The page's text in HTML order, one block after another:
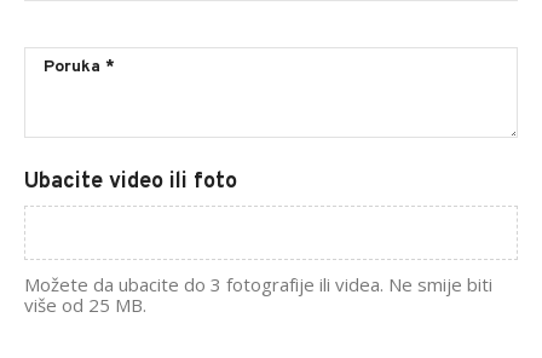
Ubacite video ili foto
Možete da ubacite do 3 fotografije ili videa. Ne smije biti
više od 25 MB.